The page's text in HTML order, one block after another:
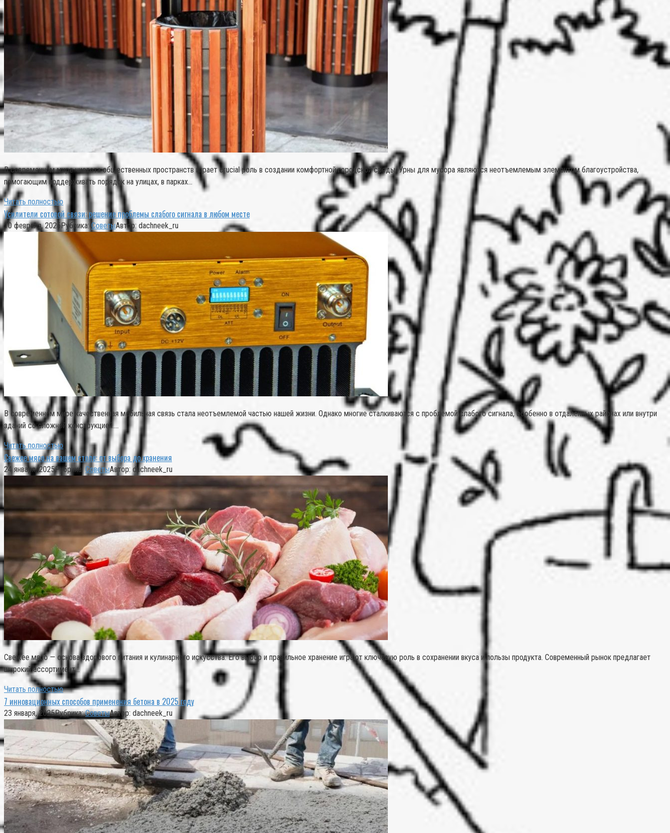
В современном мире чистота общественных пространств играет crucial роль в создании комфортной городской среды. Урны для мусора являются неотъемлемым элементом благоустройства,
помогающим поддерживать порядок на улицах, в парках…
Читать полностью
Усилители сотовой связи: решение проблемы слабого сигнала в любом месте
10 февраля, 2025Рубрика: СоветыАвтор: dachneek_ru
В современном мире качественная мобильная связь стала неотъемлемой частью нашей жизни. Однако многие сталкиваются с проблемой слабого сигнала, особенно в отдаленных районах или внутри
зданий со сложной конструкцией….
Читать полностью
Свежее мясо на вашем столе: от выбора до хранения
24 января, 2025Рубрика: СоветыАвтор: dachneek_ru
Свежее мясо — основа здорового питания и кулинарного искусства. Его выбор и правильное хранение играют ключевую роль в сохранении вкуса и пользы продукта. Современный рынок предлагает
широкий ассортимент…
Читать полностью
7 инновационных способов применения бетона в 2025 году
23 января, 2025Рубрика: СоветыАвтор: dachneek_ru